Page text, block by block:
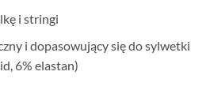
i stringi
i dopasowujący się do sylwetki
6% elastan)